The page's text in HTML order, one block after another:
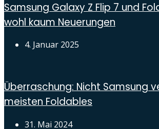
Samsung Galaxy Z Flip 7 und
wohl kaum Neuerungen
4. Januar 2025
Überraschung: Nicht Samsung
meisten Foldables
31. Mai 2024